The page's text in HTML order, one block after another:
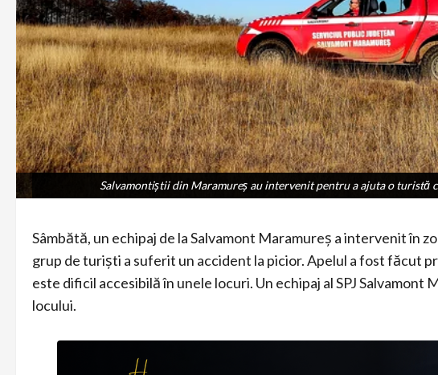
Salvamontiştii din Maramureş au intervenit pentru a ajuta o turistă
Salvamontiştii din Maramureş au intervenit pentru a ajuta o turistă
Sâmbătă, un echipaj de la Salvamont Maramureş a intervenit în
grup de turişti a suferit un accident la picior. Apelul a fost făcut
este dificil accesibilă în unele locuri. Un echipaj al SPJ
locului.